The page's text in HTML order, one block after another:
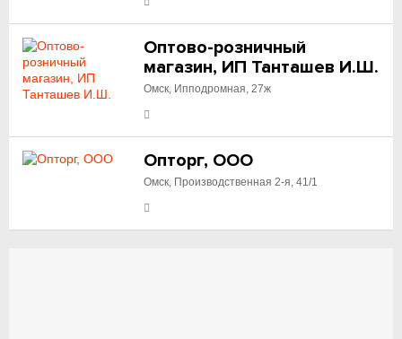
Оптово-розничный
магазин, ИП Танташев И.Ш.
Омск, Ипподромная, 27ж
Опторг, ООО
Омск, Производственная 2-я, 41/1